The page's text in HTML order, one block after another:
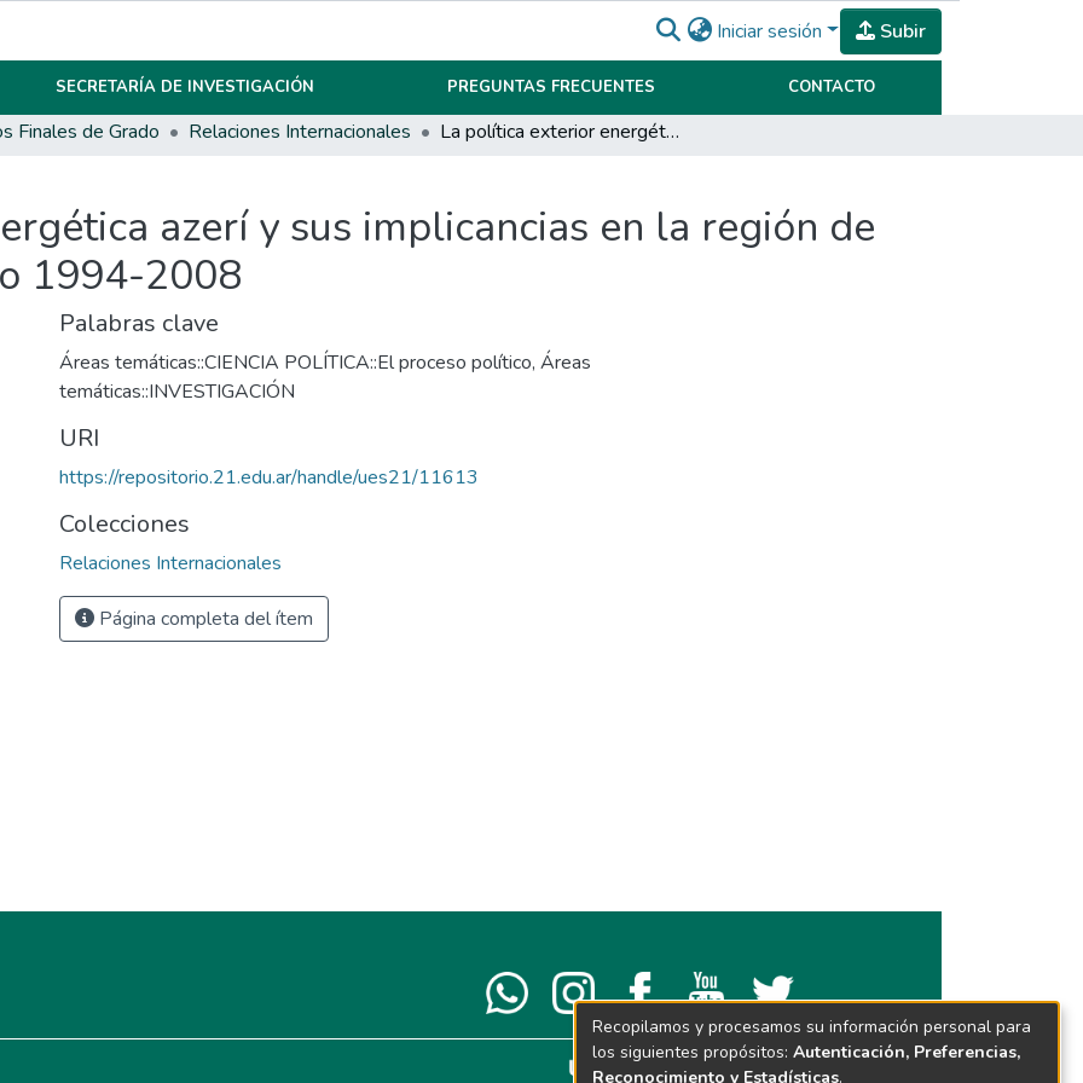
Iniciar sesión Subir
SECRETARÍA DE INVESTIGACIÓN PREGUNTAS FRECUENTES CONTACTO
Finales de Grado Relaciones Internacionales La política exterior energética azerí y sus implicancias en la región de Transcaucasia. Período 1994-2008
azerí y sus implicancias en la región de
1994-2008
Palabras clave
Áreas temáticas::CIENCIA POLÍTICA::El proceso político, Áreas
temáticas::INVESTIGACIÓN
URI
https://repositorio.21.edu.ar/handle/ues21/11613
Colecciones
Relaciones Internacionales
Página completa del ítem
Recopilamos y procesamos su información personal para
los siguientes propósitos: Autenticación, Preferencias,
Reconocimiento y Estadísticas.